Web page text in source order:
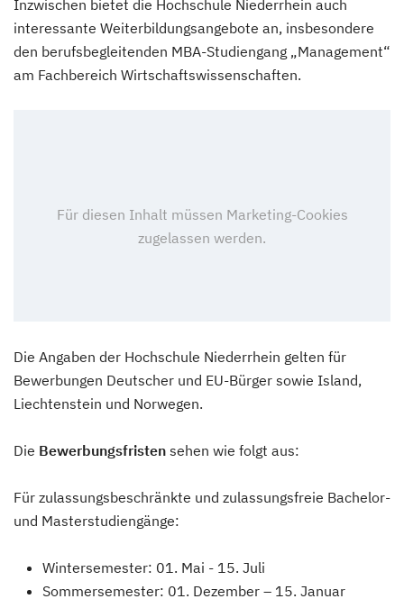
Inzwischen bietet die Hochschule Niederrhein auch
interessante Weiterbildungsangebote an, insbesondere
den berufsbegleitenden MBA-Studiengang „Management“
am Fachbereich Wirtschaftswissenschaften.
Die Angaben der Hochschule Niederrhein gelten für
Bewerbungen Deutscher und EU-Bürger sowie Island,
Liechtenstein und Norwegen.
Die Bewerbungsfristen sehen wie folgt aus:
Für zulassungsbeschränkte und zulassungsfreie Bachelor-
und Masterstudiengänge:
Wintersemester: 01. Mai - 15. Juli
Sommersemester: 01. Dezember – 15. Januar